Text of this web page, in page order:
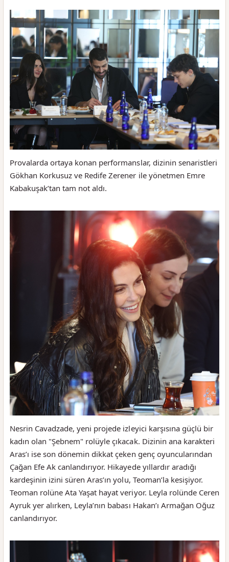
Provalarda ortaya konan performanslar, dizinin senaristleri
Gökhan Korkusuz ve Redife Zerener ile yönetmen Emre
Kabakuşak’tan tam not aldı.
Nesrin Cavadzade, yeni projede izleyici karşısına güçlü bir
kadın olan "Şebnem" rolüyle çıkacak. Dizinin ana karakteri
Aras’ı ise son dönemin dikkat çeken genç oyuncularından
Çağan Efe Ak canlandırıyor. Hikayede yıllardır aradığı
kardeşinin izini süren Aras’ın yolu, Teoman’la kesişiyor.
Teoman rolüne Ata Yaşat hayat veriyor. Leyla rolünde Ceren
Ayruk yer alırken, Leyla’nın babası Hakan’ı Armağan Oğuz
canlandırıyor.